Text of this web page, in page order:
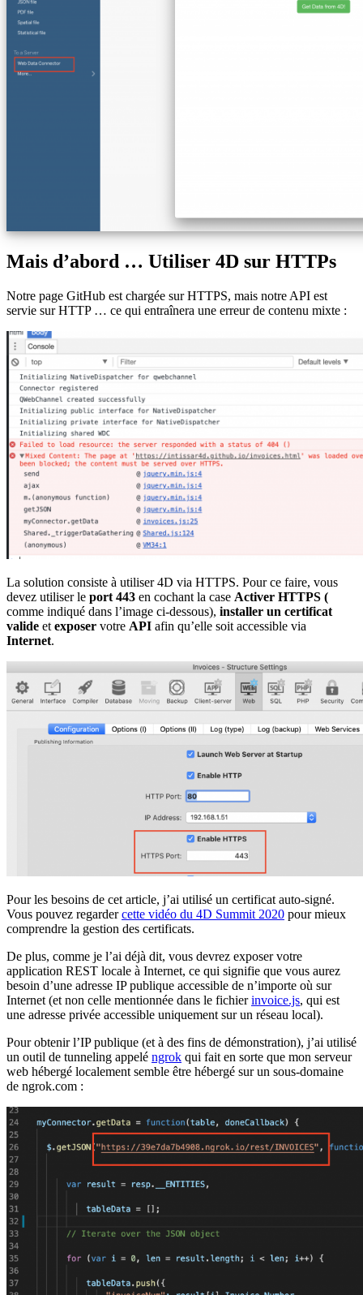
Mais d’abord … Utiliser 4D sur HTTPs
Notre page GitHub est chargée sur HTTPS, mais notre API est
servie sur HTTP … ce qui entraînera une erreur de contenu mixte :
La solution consiste à utiliser 4D via HTTPS. Pour ce faire, vous
devez utiliser le port 443 en cochant la case Activer HTTPS (
comme indiqué dans l’image ci-dessous), installer un certificat
valide et exposer votre API afin qu’elle soit accessible via
Internet.
Pour les besoins de cet article, j’ai utilisé un certificat auto-signé.
Vous pouvez regardercette vidéo du 4D Summit 2020 pour mieux
comprendre la gestion des certificats.
De plus, comme je l’ai déjà dit, vous devrez exposer votre
application REST locale à Internet, ce qui signifie que vous aurez
besoin d’une adresse IP publique accessible de n’importe où sur
Internet (et non celle mentionnée dans le fichierinvoice.js, qui est
une adresse privée accessible uniquement sur un réseau local).
Pour obtenir l’IP publique (et à des fins de démonstration), j’ai utilisé
un outil de tunneling appelé ngrok qui fait en sorte que mon serveur
web hébergé localement semble être hébergé sur un sous-domaine
de ngrok.com :